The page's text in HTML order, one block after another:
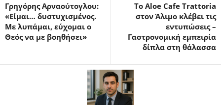
Γρηγόρης Αρναούτογλου:
«Είμαι… δυστυχισμένος.
Με λυπάμαι, εύχομαι ο
Θεός να με βοηθήσει»
Το Aloe Cafe Trattoria
στον Άλιμο κλέβει τις
εντυπώσεις –
Γαστρονομική εμπειρία
δίπλα στη θάλασσα